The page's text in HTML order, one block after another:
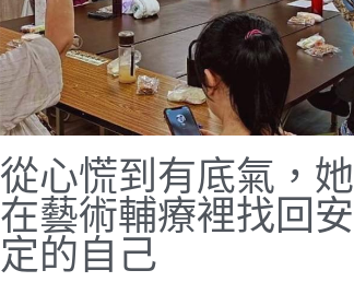
從心慌到有底氣，她
在藝術輔療裡找回安
定的自己